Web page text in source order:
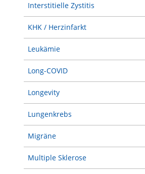
Interstitielle Zystitis
KHK / Herzinfarkt
Leukämie
Long-COVID
Longevity
Lungenkrebs
Migräne
Multiple Sklerose